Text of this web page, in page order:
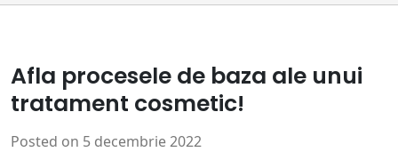
Afla procesele de baza ale unui
tratament cosmetic!
Posted on 5 decembrie 2022